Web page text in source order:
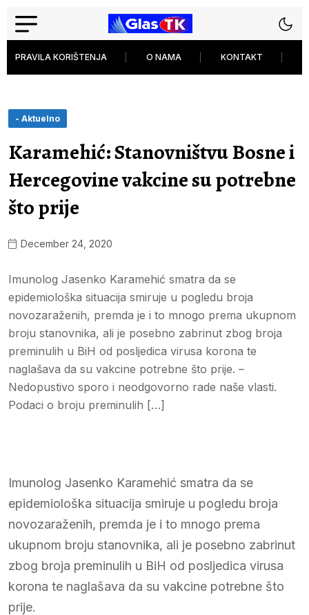
PRAVILA KORIŠTENJA O NAMA KONTAKT
- Aktuelno
Karamehić: Stanovništvu Bosne i
Hercegovine vakcine su potrebne
što prije
December 24, 2020
Imunolog Jasenko Karamehić smatra da se
epidemiološka situacija smiruje u pogledu broja
novozaraženih, premda je i to mnogo prema ukupnom
broju stanovnika, ali je posebno zabrinut zbog broja
preminulih u BiH od posljedica virusa korona te
naglašava da su vakcine potrebne što prije. –
Nedopustivo sporo i neodgovorno rade naše vlasti.
Podaci o broju preminulih […]
Imunolog Jasenko Karamehić smatra da se
epidemiološka situacija smiruje u pogledu broja
novozaraženih, premda je i to mnogo prema
ukupnom broju stanovnika, ali je posebno zabrinut
zbog broja preminulih u BiH od posljedica virusa
korona te naglašava da su vakcine potrebne što
prije.